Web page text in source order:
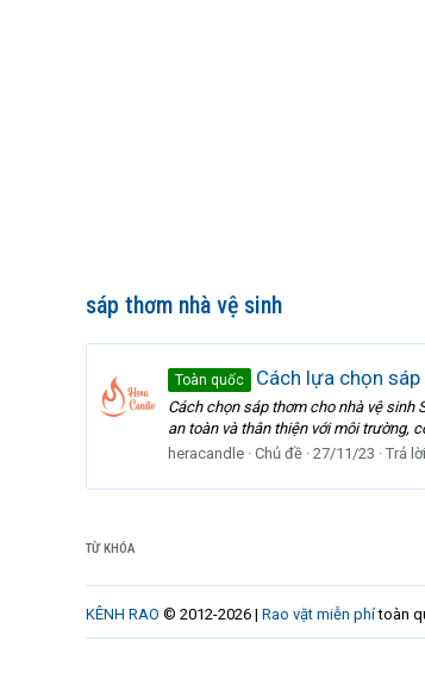
sáp thơm nhà vệ sinh
Toàn quốc Cách lựa chọn
Cách chọn sáp thơm cho nhà vệ sinh
an toàn và thân thiện với môi trường,
heracandle Chủ đề 27/11/23 Trả
TỪ KHÓA
KÊNH RAO © 2012-2026 | Rao vặt miễn phítoàn